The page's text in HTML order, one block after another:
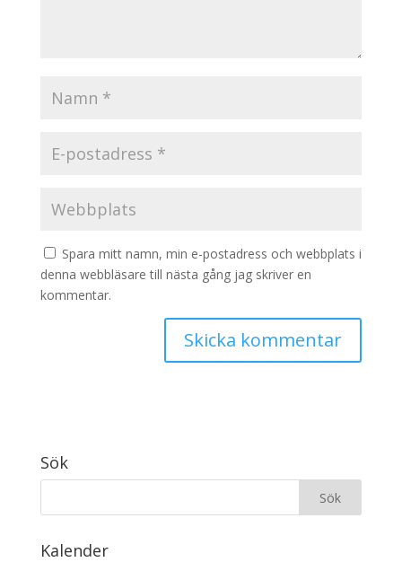
Spara mitt namn, min e-postadress och webbplats i
denna webbläsare till nästa gång jag skriver en
kommentar.
Sök
Kalender